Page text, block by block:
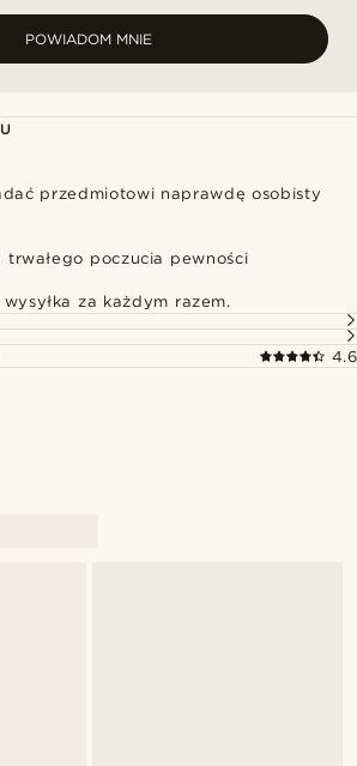
POWIADOM MNIE
przedmiotowi naprawdę osobisty
trwałego poczucia pewności
za każdym razem.
4.6